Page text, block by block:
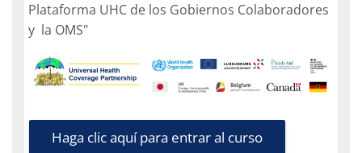
Plataforma UHC de los Gobiernos Colaboradores
y la OMS"
Haga clic aquí para entrar al curso